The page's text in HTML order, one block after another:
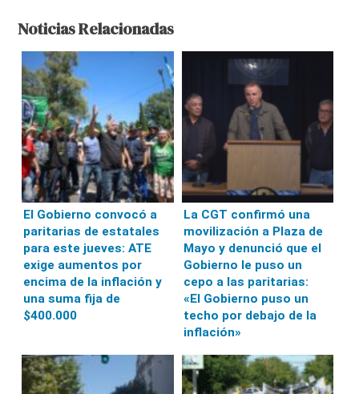
Noticias Relacionadas
El Gobierno convocó a
paritarias de estatales
para este jueves: ATE
exige aumentos por
encima de la inflación y
una suma fija de
$400.000
La CGT confirmó una
movilización a Plaza de
Mayo y denunció que el
Gobierno le puso un
cepo a las paritarias:
«El Gobierno puso un
techo por debajo de la
inflación»